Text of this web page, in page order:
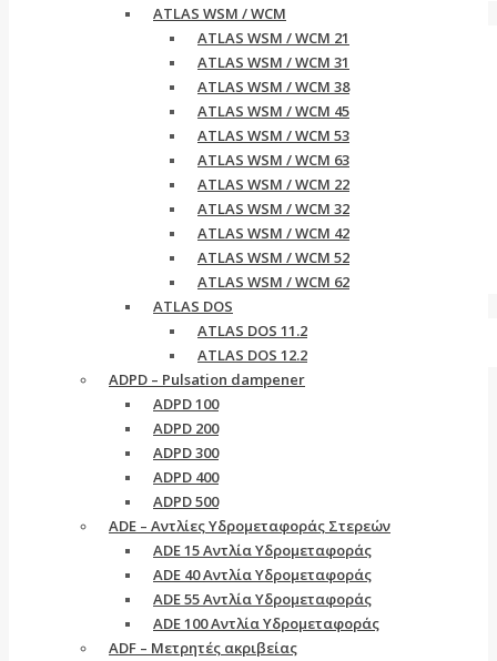
ATLAS WSM / WCM
ATLAS WSM / WCM 21
ATLAS WSM / WCM 31
ATLAS WSM / WCM 38
ATLAS WSM / WCM 45
ATLAS WSM / WCM 53
ATLAS WSM / WCM 63
ATLAS WSM / WCM 22
ATLAS WSM / WCM 32
ATLAS WSM / WCM 42
ATLAS WSM / WCM 52
ATLAS WSM / WCM 62
ATLAS DOS
ATLAS DOS 11.2
ATLAS DOS 12.2
ADPD – Pulsation dampener
ADPD 100
ADPD 200
ADPD 300
ADPD 400
ADPD 500
ADE – Αντλίες Υδρομεταφοράς Στερεών
ADE 15 Αντλία Υδρομεταφοράς
ADE 40 Αντλία Υδρομεταφοράς
ADE 55 Αντλία Υδρομεταφοράς
ADE 100 Αντλία Υδρομεταφοράς
ADF – Μετρητές ακριβείας